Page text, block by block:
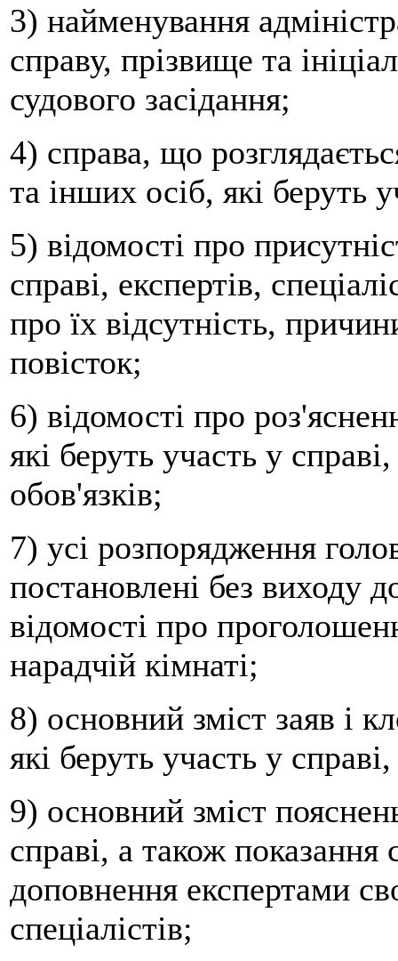
3) найменування
справу, прізвище та
судового засідання;
4) справа, що
та інших осіб, які беруть
5) відомості про
справі, експертів,
про їх відсутність,
повісток;
6) відомості про
які беруть участь у
обов'язків;
7) усі розпорядження
постановлені без виходу
відомості про
нарадчій кімнаті;
8) основний зміст заяв і
які беруть участь у
9) основний зміст
справі, а також показання
доповнення експертами
спеціалістів;